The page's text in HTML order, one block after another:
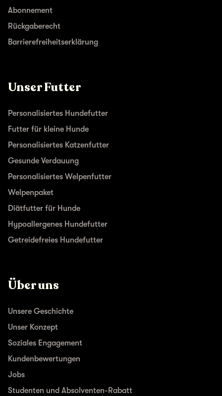
Abonnement
Rückgaberecht
Barrierefreiheitserklärung
Unser Futter
Personalisiertes Hundefutter
Futter für kleine Hunde
Personalisiertes Katzenfutter
Gesunde Verdauung
Personalisiertes Welpenfutter
Welpenpaket
Diätfutter für Hunde
Hypoallergenes Hundefutter
Getreidefreies Hundefutter
Über uns
Unsere Geschichte
Unser Konzept
Soziales Engagement
Kundenbewertungen
Jobs
Studenten und Absolventen-Rabatt